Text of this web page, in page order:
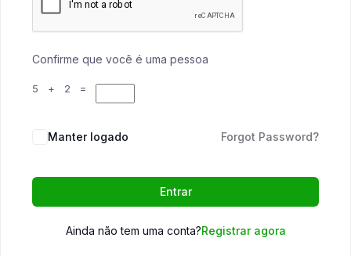
Confirme que você é uma pessoa
5 + 2 =
Manter logado Forgot Password?
Entrar
Ainda não tem uma conta?Registrar agora